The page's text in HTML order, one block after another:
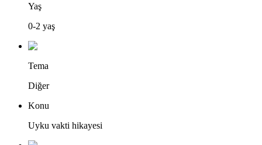
Yaş
0-2 yaş
Tema
Diğer
Konu
Uyku vakti hikayesi